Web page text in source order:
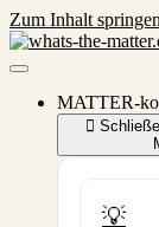
Zum Inhalt springen
MATTER-
💡